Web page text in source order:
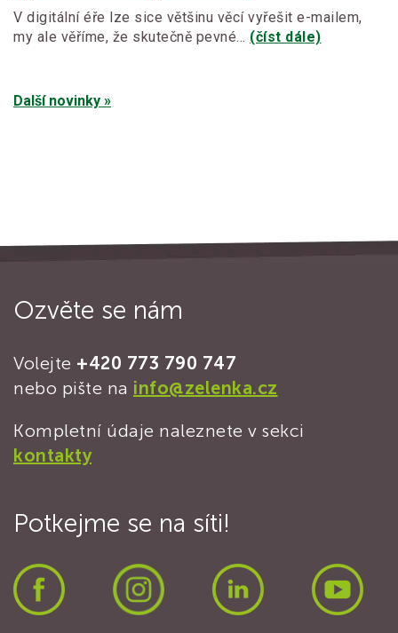
V digitální éře lze sice většinu věcí vyřešit e-mailem,
my ale věříme, že skutečně pevné… (číst dále)
Další novinky »
Ozvěte se nám
Volejte +420 773 790 747
nebo pište na info@zelenka.cz
Kompletní údaje naleznete v sekci
kontakty
Potkejme se na síti!